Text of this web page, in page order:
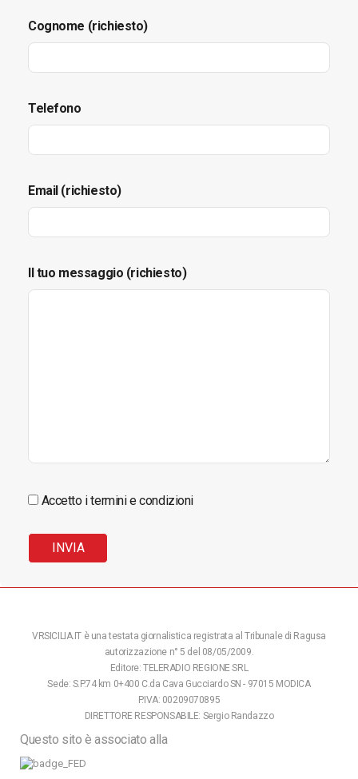
Cognome (richiesto)
Telefono
Email (richiesto)
Il tuo messaggio (richiesto)
Accetto i termini e condizioni
VRSICILIA.IT è una testata giornalistica registrata al Tribunale di Ragusa
autorizzazione n° 5 del 08/05/2009.
Editore: TELERADIO REGIONE SRL
Sede: S.P.74 km 0+400 C.da Cava Gucciardo SN - 97015 MODICA
P.IVA: 00209070895
DIRETTORE RESPONSABILE: Sergio Randazzo
Questo sito è associato alla